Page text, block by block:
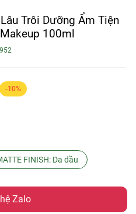
Trôi Dưỡng Ẩm Tiện
100ml
-10%
FINISH: Da dầu
Zalo